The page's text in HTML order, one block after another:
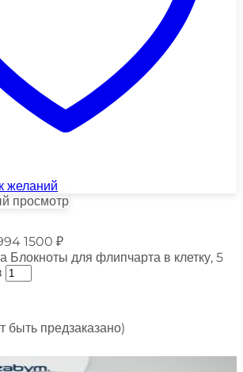
желаний
просмотр
1500 ₽
Блокноты для флипчарта в клетку, 5
быть предзаказано)